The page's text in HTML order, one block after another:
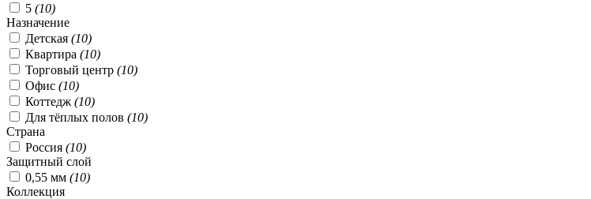
5 (10)
Назначение
Детская (10)
Квартира (10)
Торговый центр (10)
Офис (10)
Коттедж (10)
Для тёплых полов (10)
Страна
Россия (10)
Защитный слой
0,55 мм (10)
Коллекция